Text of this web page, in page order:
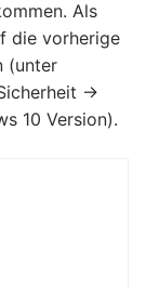
Als
die vorherige
(unter
->
10 Version).